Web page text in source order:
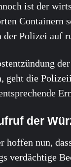
ist der
Containern
der Polizei auf
geht die
der
hoffen nun,
verdächtige